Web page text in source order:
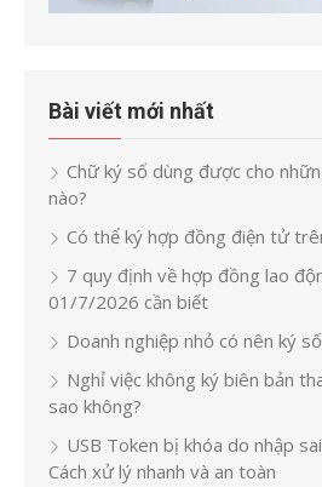
Bài viết mới nhất
Chữ ký số dùng được cho
nào?
Có thể ký hợp đồng điện tử
7 quy định về hợp đồng lao
01/7/2026 cần biết
Doanh nghiệp nhỏ có nên ký
Nghỉ việc không ký biên bản
sao không?
USB Token bị khóa do nhập
Cách xử lý nhanh và an toàn